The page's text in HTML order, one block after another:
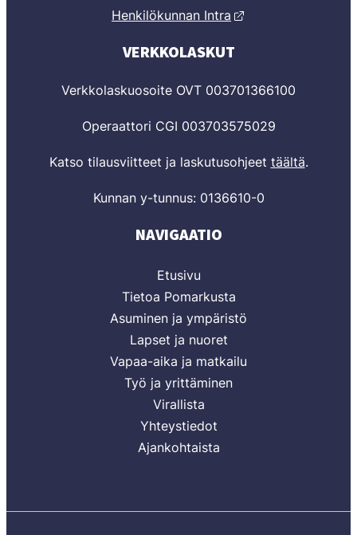
Henkilökunnan Intra
VERKKOLASKUT
Verkkolaskuosoite OVT 003701366100
Operaattori CGI 003703575029
Katso tilausviitteet ja laskutusohjeet täältä.
Kunnan y-tunnus: 0136610-0
NAVIGAATIO
Etusivu
Tietoa Pomarkusta
Asuminen ja ympäristö
Lapset ja nuoret
Vapaa-aika ja matkailu
Työ ja yrittäminen
Virallista
Yhteystiedot
Ajankohtaista